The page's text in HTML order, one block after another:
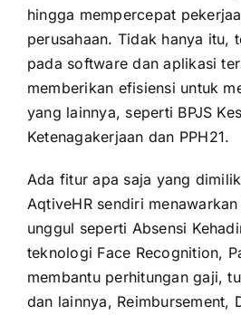
hingga mempercepat
perusahaan. Tidak hanya itu,
pada software dan aplikasi
memberikan efisiensi untuk
yang lainnya, seperti BPJS
Ketenagakerjaan dan PPH21.
Ada fitur apa saja yang
AqtiveHR sendiri
unggul seperti Absensi
teknologi Face Recognition,
membantu perhitungan gaji,
dan lainnya, Reimbursement,